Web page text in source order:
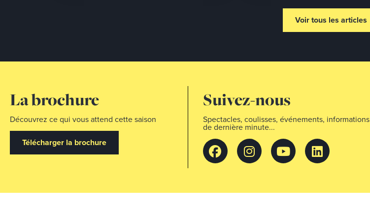
Voir tous les articles
La brochure
Découvrez ce qui vous attend cette saison
Télécharger la brochure
Suivez-nous
Spectacles, coulisses, événements, informations
de dernière minute...